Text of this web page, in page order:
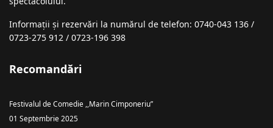
Informații şi rezervări la numărul de telefon: 0740-043 136 /
0723-275 912 / 0723-196 398
Recomandări
Festivalul de Comedie ,,Marin Cimponeriu”
01 Septembrie 2025